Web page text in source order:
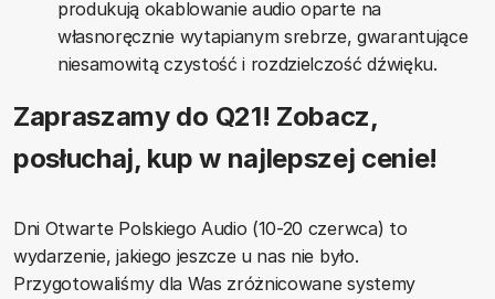
produkują okablowanie audio oparte na
własnoręcznie wytapianym srebrze, gwarantujące
niesamowitą czystość i rozdzielczość dźwięku.
Zapraszamy do Q21! Zobacz,
posłuchaj, kup w najlepszej cenie!
Dni Otwarte Polskiego Audio (10-20 czerwca) to
wydarzenie, jakiego jeszcze u nas nie było.
Przygotowaliśmy dla Was zróżnicowane systemy